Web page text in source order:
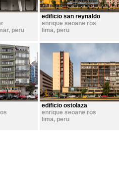
, peru
edificio san reynaldo
enrique seoane ros
lima, peru
edificio ostolaza
enrique seoane ros
lima, peru